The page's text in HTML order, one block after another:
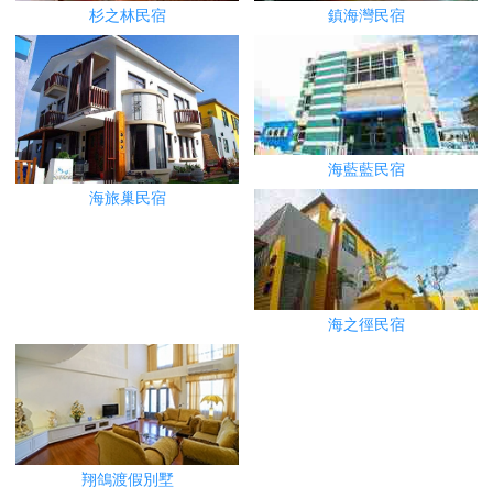
杉之林民宿 鎮海灣民宿
海旅巢民宿
海藍藍民宿
海之徑民宿
翔鴿渡假別墅